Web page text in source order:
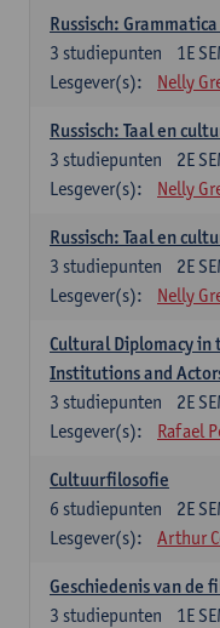
Russisch:
1E
3 studiepunten
Lesgever(s):
Nelly
Russisch: Taal en
2E
3 studiepunten
Lesgever(s):
Nelly
Russisch: Taal en
2E
3 studiepunten
Lesgever(s):
Nelly
Cultural Diplomacy in
Institutions and
2E
3 studiepunten
Lesgever(s):
Rafael
Cultuurfilosofie
2E
6 studiepunten
Lesgever(s):
Arthur
Geschiedenis van de
1E
3 studiepunten